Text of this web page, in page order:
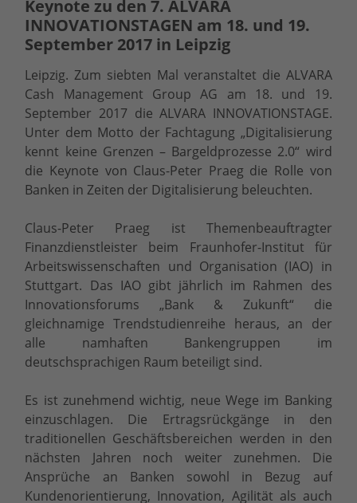
Keynote zu den 7. ALVARA
INNOVATIONSTAGEN am 18. und 19.
September 2017 in Leipzig
Leipzig.Zum siebten Mal veranstaltet die ALVARA
Cash Management Group AG am 18. und 19.
September 2017 die ALVARA INNOVATIONSTAGE.
Unter dem Motto der Fachtagung „Digitalisierung
kennt keine Grenzen – Bargeldprozesse 2.0“ wird
die Keynote von Claus-Peter Praeg die Rolle von
Banken in Zeiten der Digitalisierung beleuchten.
Claus-Peter Praeg ist Themenbeauftragter
Finanzdienstleister beim Fraunhofer-Institut für
Arbeitswissenschaften und Organisation (IAO) in
Stuttgart. Das IAO gibt jährlich im Rahmen des
Innovationsforums „Bank & Zukunft“ die
gleichnamige Trendstudienreihe heraus, an der
alle namhaften Bankengruppen im
deutschsprachigen Raum beteiligt sind.
Es ist zunehmend wichtig, neue Wege im Banking
einzuschlagen. Die Ertragsrückgänge in den
traditionellen Geschäftsbereichen werden in den
nächsten Jahren noch weiter zunehmen. Die
Ansprüche an Banken sowohl in Bezug auf
Kundenorientierung, Innovation, Agilität als auch